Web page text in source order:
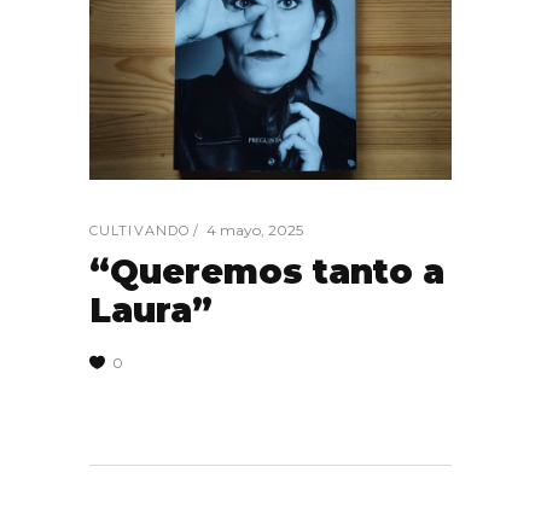
CULTIVANDO 4 mayo, 2025
“Queremos tanto a
Laura”
0